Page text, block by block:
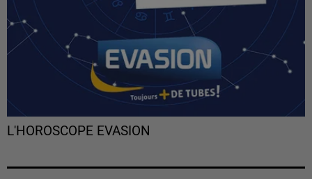
L'HOROSCOPE EVASION